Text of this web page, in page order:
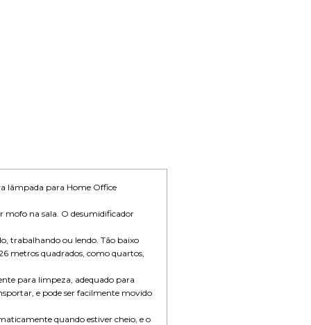
lâmpada para Home Office
mofo na sala. O desumidificador
trabalhando ou lendo. Tão baixo
metros quadrados, como quartos,
para limpeza, adequado para
e pode ser facilmente movido
quando estiver cheio, e o